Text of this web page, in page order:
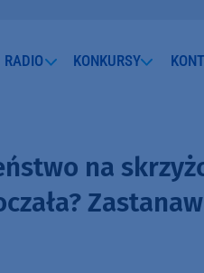
RADIO KONKURSY
na